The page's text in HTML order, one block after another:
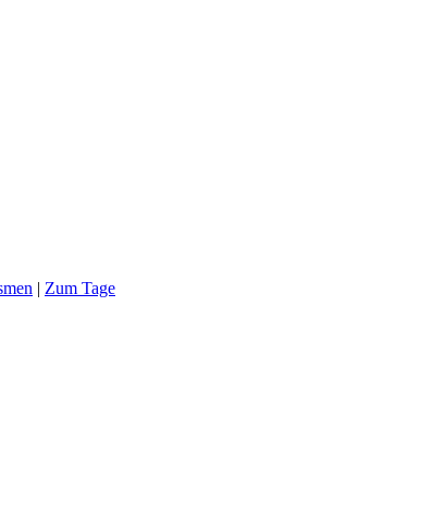
| Zum Tage